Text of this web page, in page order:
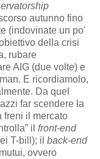
autunno fino
(indovinate un po'
della crisi
rubare
AIG (due volte) e
E ricordiamolo,
Da quel
far scendere la
freni il mercato
il front-end
T-bill); il back-end
ovvero